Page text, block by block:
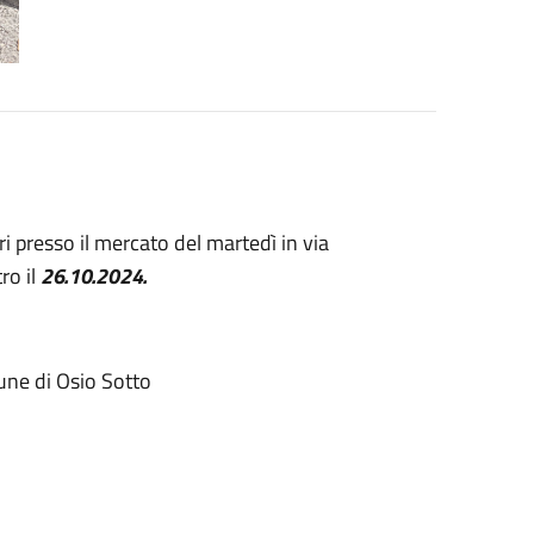
presso il mercato del martedì in via
il 26.10.2024.
di Osio Sotto